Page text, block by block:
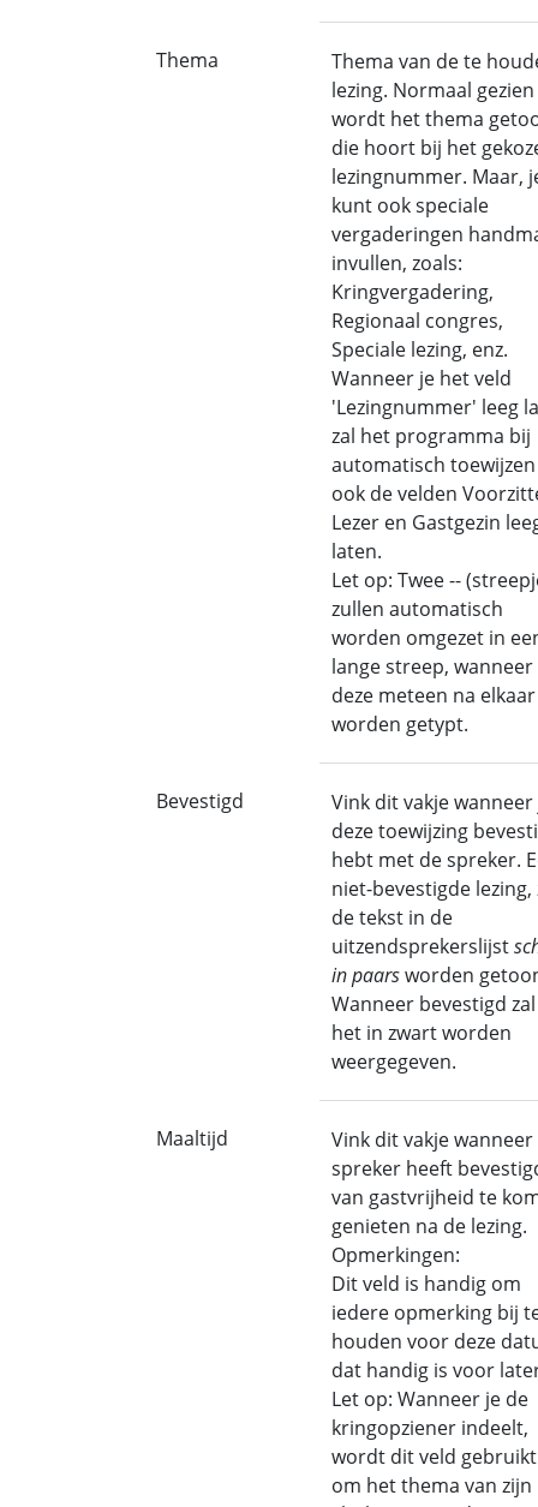
Thema
Thema van de te
lezing. Normaal gezien
wordt het thema
die hoort bij het
lezingnummer. Maar,
kunt ook speciale
vergaderingen
invullen, zoals:
Kringvergadering,
Regionaal congres,
Speciale lezing, enz.
Wanneer je het veld
'Lezingnummer' leeg
zal het programma bij
automatisch toewijzen
ook de velden
Lezer en Gastgezin
laten.
Let op: Twee --
zullen automatisch
worden omgezet in
lange streep, wanneer
deze meteen na elkaar
worden getypt.
Bevestigd
Vink dit vakje wanneer
deze toewijzing
hebt met de spreker.
niet-bevestigde lezing,
de tekst in de
uitzendsprekerslijst
in paarsworden
Wanneer bevestigd zal
het in zwart worden
weergegeven.
Maaltijd
Vink dit vakje wanneer
spreker heeft
van gastvrijheid te
genieten na de lezing.
Opmerkingen:
Dit veld is handig om
iedere opmerking bij
houden voor deze
dat handig is voor
Let op: Wanneer je de
kringopziener indeelt,
wordt dit veld gebruikt
om het thema van zijn